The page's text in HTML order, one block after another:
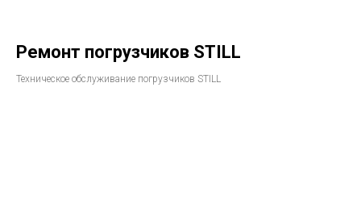
Ремонт погрузчиков STILL​
Техническое обслуживание погрузчиков STILL